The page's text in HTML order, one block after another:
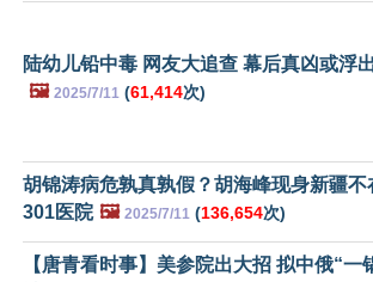
陆幼儿铅中毒 网友大追查 幕后真凶或浮
🖼️ 2025/7/11 (61,414次)
胡锦涛病危孰真孰假？胡海峰现身新疆不
301医院 🖼️ 2025/7/11 (136,654次)
【唐青看时事】美参院出大招 拟中俄“一